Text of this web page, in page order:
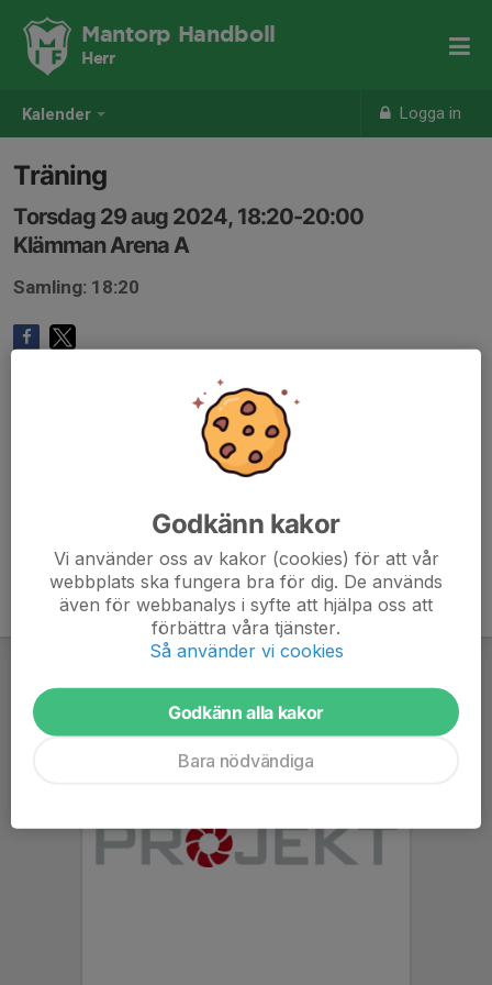
Kalender Logga in
Mantorp Handboll
Herr
Träning
Torsdag 29 aug 2024, 18:20-20:00
Klämman Arena A
Samling: 18:20
Godkänn kakor
Vi använder oss av kakor (cookies) för att vår
webbplats ska fungera bra för dig. De används
även för webbanalys i syfte att hjälpa oss att
förbättra våra tjänster.
Så använder vi cookies
Godkänn alla kakor
Bara nödvändiga